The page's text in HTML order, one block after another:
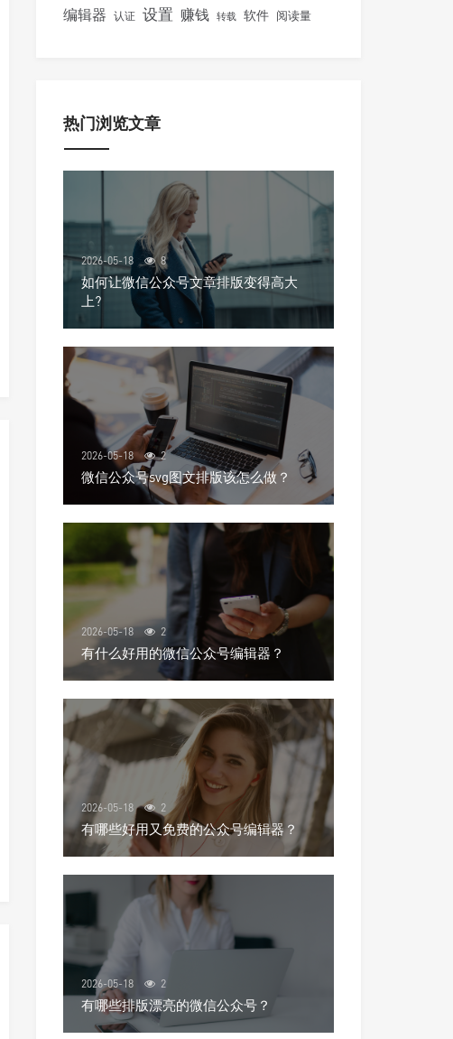
编辑器
认证 设置 赚钱 转载 软件 阅读量
热门浏览文章
2026-05-18 8
如何让微信公众号文章排版变得高大
上?
2026-05-18 2
微信公众号svg图文排版该怎么做？
2026-05-18 2
有什么好用的微信公众号编辑器？
2026-05-18 2
有哪些好用又免费的公众号编辑器？
2026-05-18 2
有哪些排版漂亮的微信公众号？